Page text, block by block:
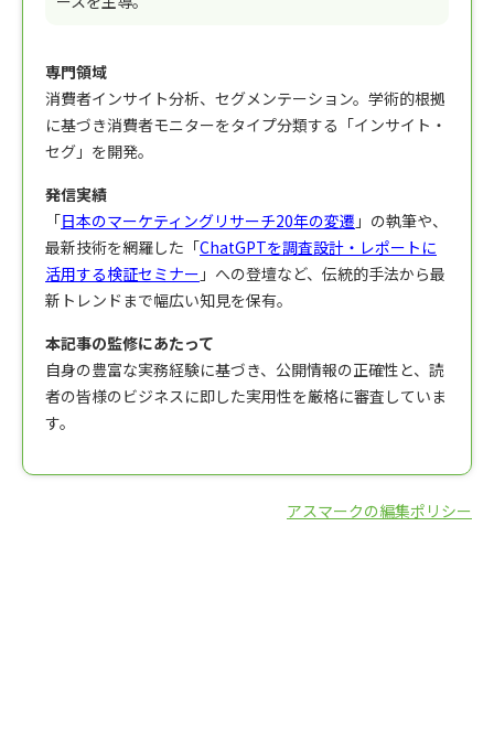
専門領域
消費者インサイト分析、セグメンテーション。学術的根拠
に基づき消費者モニターをタイプ分類する「インサイト・
セグ」を開発。
発信実績
「日本のマーケティングリサーチ20年の変遷 」の執筆や、
最新技術を網羅した「ChatGPTを調査設計・レポートに
活用する検証セミナー 」への登壇など、伝統的手法から最
新トレンドまで幅広い知見を保有。
本記事の監修にあたって
自身の豊富な実務経験に基づき、公開情報の正確性と、読
者の皆様のビジネスに即した実用性を厳格に審査していま
す。
アスマークの編集ポリシー